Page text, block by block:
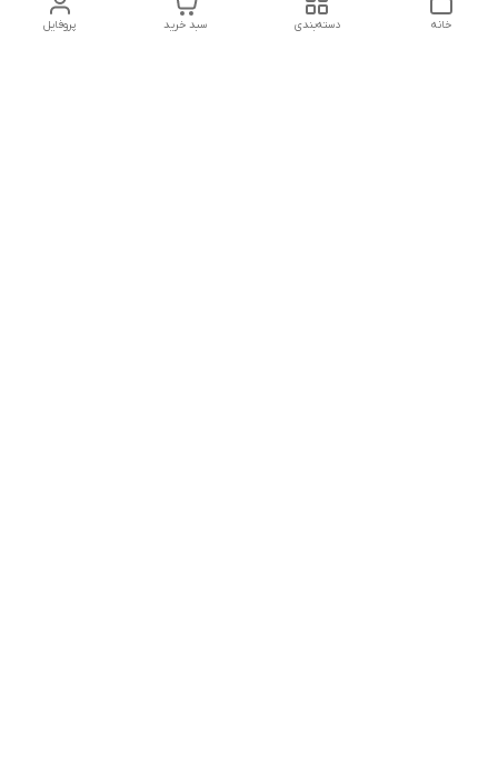
پروفایل سبد خرید دسته‌بندی خانه